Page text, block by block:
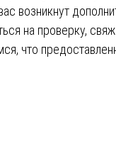
возникнут
на проверку,
что